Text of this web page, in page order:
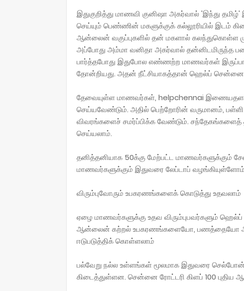
இதுகுறித்து மாணவி குனிஷா அகர்வால் 'இந்து
செய்யும் பெண்ணின் மகளுக்குக் கல்லூரியில் இடம்
ஆன்லைன் வகுப்புகளில் தன் மகளால் கலந்துகொள்ள
அப்போது அம்மா வனிதா அகர்வால் தன்னிடமிருந்த
பார்த்தபோது இதுபோல எண்ணற்ற மாணவர்கள்
தோன்றியது. அதன் நீட்சியாகத்தான் ஹெல்ப்
தேவையுள்ள மாணவர்கள், helpchennai
செய்யவேண்டும். அதில் பெற்றோரின் வருமானம்,
விவரங்களைச் சமர்ப்பிக்க வேண்டும்.
செய்யலாம்.
தனித்தனியாக 50க்கு மேற்பட்ட மாணவர்களுக்கும்
மாணவர்களுக்கும் இதுவரை லேப்டாப்
விரும்புவோரும் உபகரணங்களைக் கொடுத்து உதவலாம்
ஏழை மாணவர்களுக்கு உதவ விரும்புபவர்களும்
ஆன்லைன் கற்றல் உபகரணங்களையோ, பணத்தையோ
ஈடுபடுத்திக் கொள்ளலாம்
பல்வேறு நல்ல உள்ளங்கள் மூலமாக இதுவரை
கிடைத்துள்ளன. சென்னை ரோட்டரி கிளப் 100